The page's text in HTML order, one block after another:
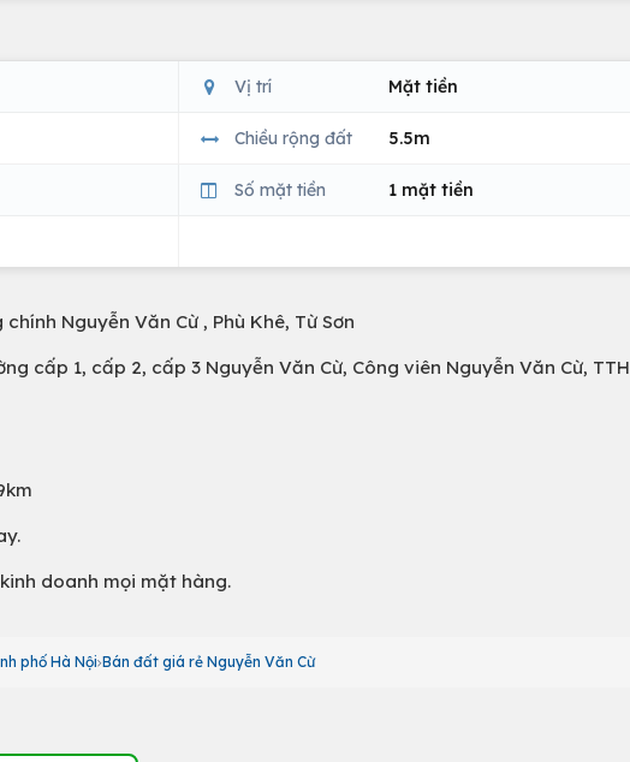
Vị trí Mặt tiền
Chiều rộng đất 5.5m
Số mặt tiền 1 mặt tiền
Nguyễn Văn Cừ , Phù Khê, Từ Sơn
cấp 1, cấp 2, cấp 3 Nguyễn Văn Cừ, Công viên Nguyễn Văn Cừ,
doanh mọi mặt hàng.
phố Hà Nội Bán đất giá rẻ Nguyễn Văn Cừ